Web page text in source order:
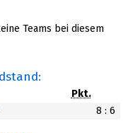
Teams bei diesem
Pkt.
8 : 6